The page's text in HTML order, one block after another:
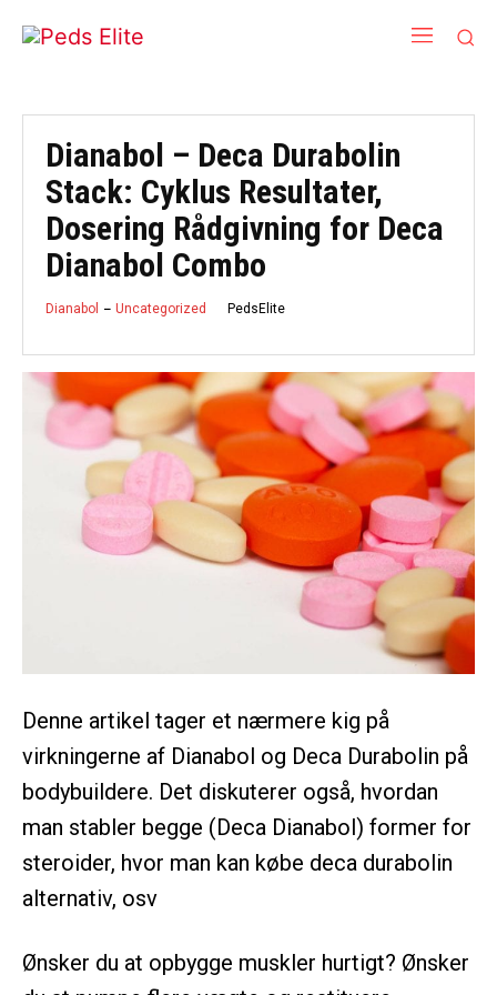
Dianabol – Deca Durabolin
Stack: Cyklus Resultater,
Dosering Rådgivning for Deca
Dianabol Combo
Dianabol Uncategorized PedsElite
Denne artikel tager et nærmere kig på
virkningerne af Dianabol og Deca Durabolin på
bodybuildere. Det diskuterer også, hvordan
man stabler begge (Deca Dianabol) former for
steroider, hvor man kan købe deca durabolin
alternativ, osv
Ønsker du at opbygge muskler hurtigt? Ønsker